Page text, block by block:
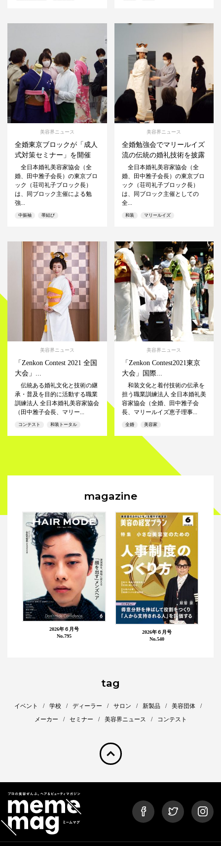
美容界ニュース
全婚東京ブロックが「成人
式対策セミナー」を開催
全日本婚礼美容家協会（全
婚、田中雅子会長）の東京ブロ
ック（荘司礼子ブロック長）
は、同ブロック主催による勉
強...
中振袖 帯結び
美容界ニュース
全婚勉強会でマリールイズ
流の伝統の婚礼技術を披露
全日本婚礼美容家協会（全
婚、田中雅子会長）の東京ブロ
ック（荘司礼子ブロック長）
は、同ブロック主催としての
全...
和装 マリールイズ
美容界ニュース
「Zenkon Contest 2021 全国
大会」...
伝統ある婚礼文化と技術の継
承・普及を目的に活動する職業
訓練法人 全日本婚礼美容家協会
（田中雅子会長、マリー...
コンテスト 和装トータル
美容界ニュース
「Zenkon Contest2021東京
大会」国際...
和装文化と着付技術の伝承を
担う職業訓練法人 全日本婚礼美
容家協会（全婚、田中雅子会
長、マリールイズ恵子理事...
全婚 美容家
magazine
2026年６月号
No.795
2026年６月号
No.540
tag
イベント 学校 ディーラー サロン 新製品
美容団体
メーカー
セミナー 美容界ニュース コンテスト
pagetop